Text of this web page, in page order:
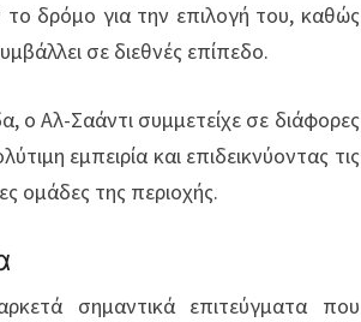
δρόμο για την επιλογή του, καθώς
σε διεθνές επίπεδο.
ο Αλ-Σαάντι συμμετείχε σε διάφορες
εμπειρία και επιδεικνύοντας τις
ομάδες της περιοχής.
σημαντικά επιτεύγματα που